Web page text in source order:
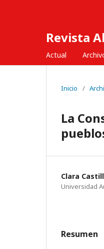
Revista
Actual
Inicio /
La
Clara
Universidad
Resumen